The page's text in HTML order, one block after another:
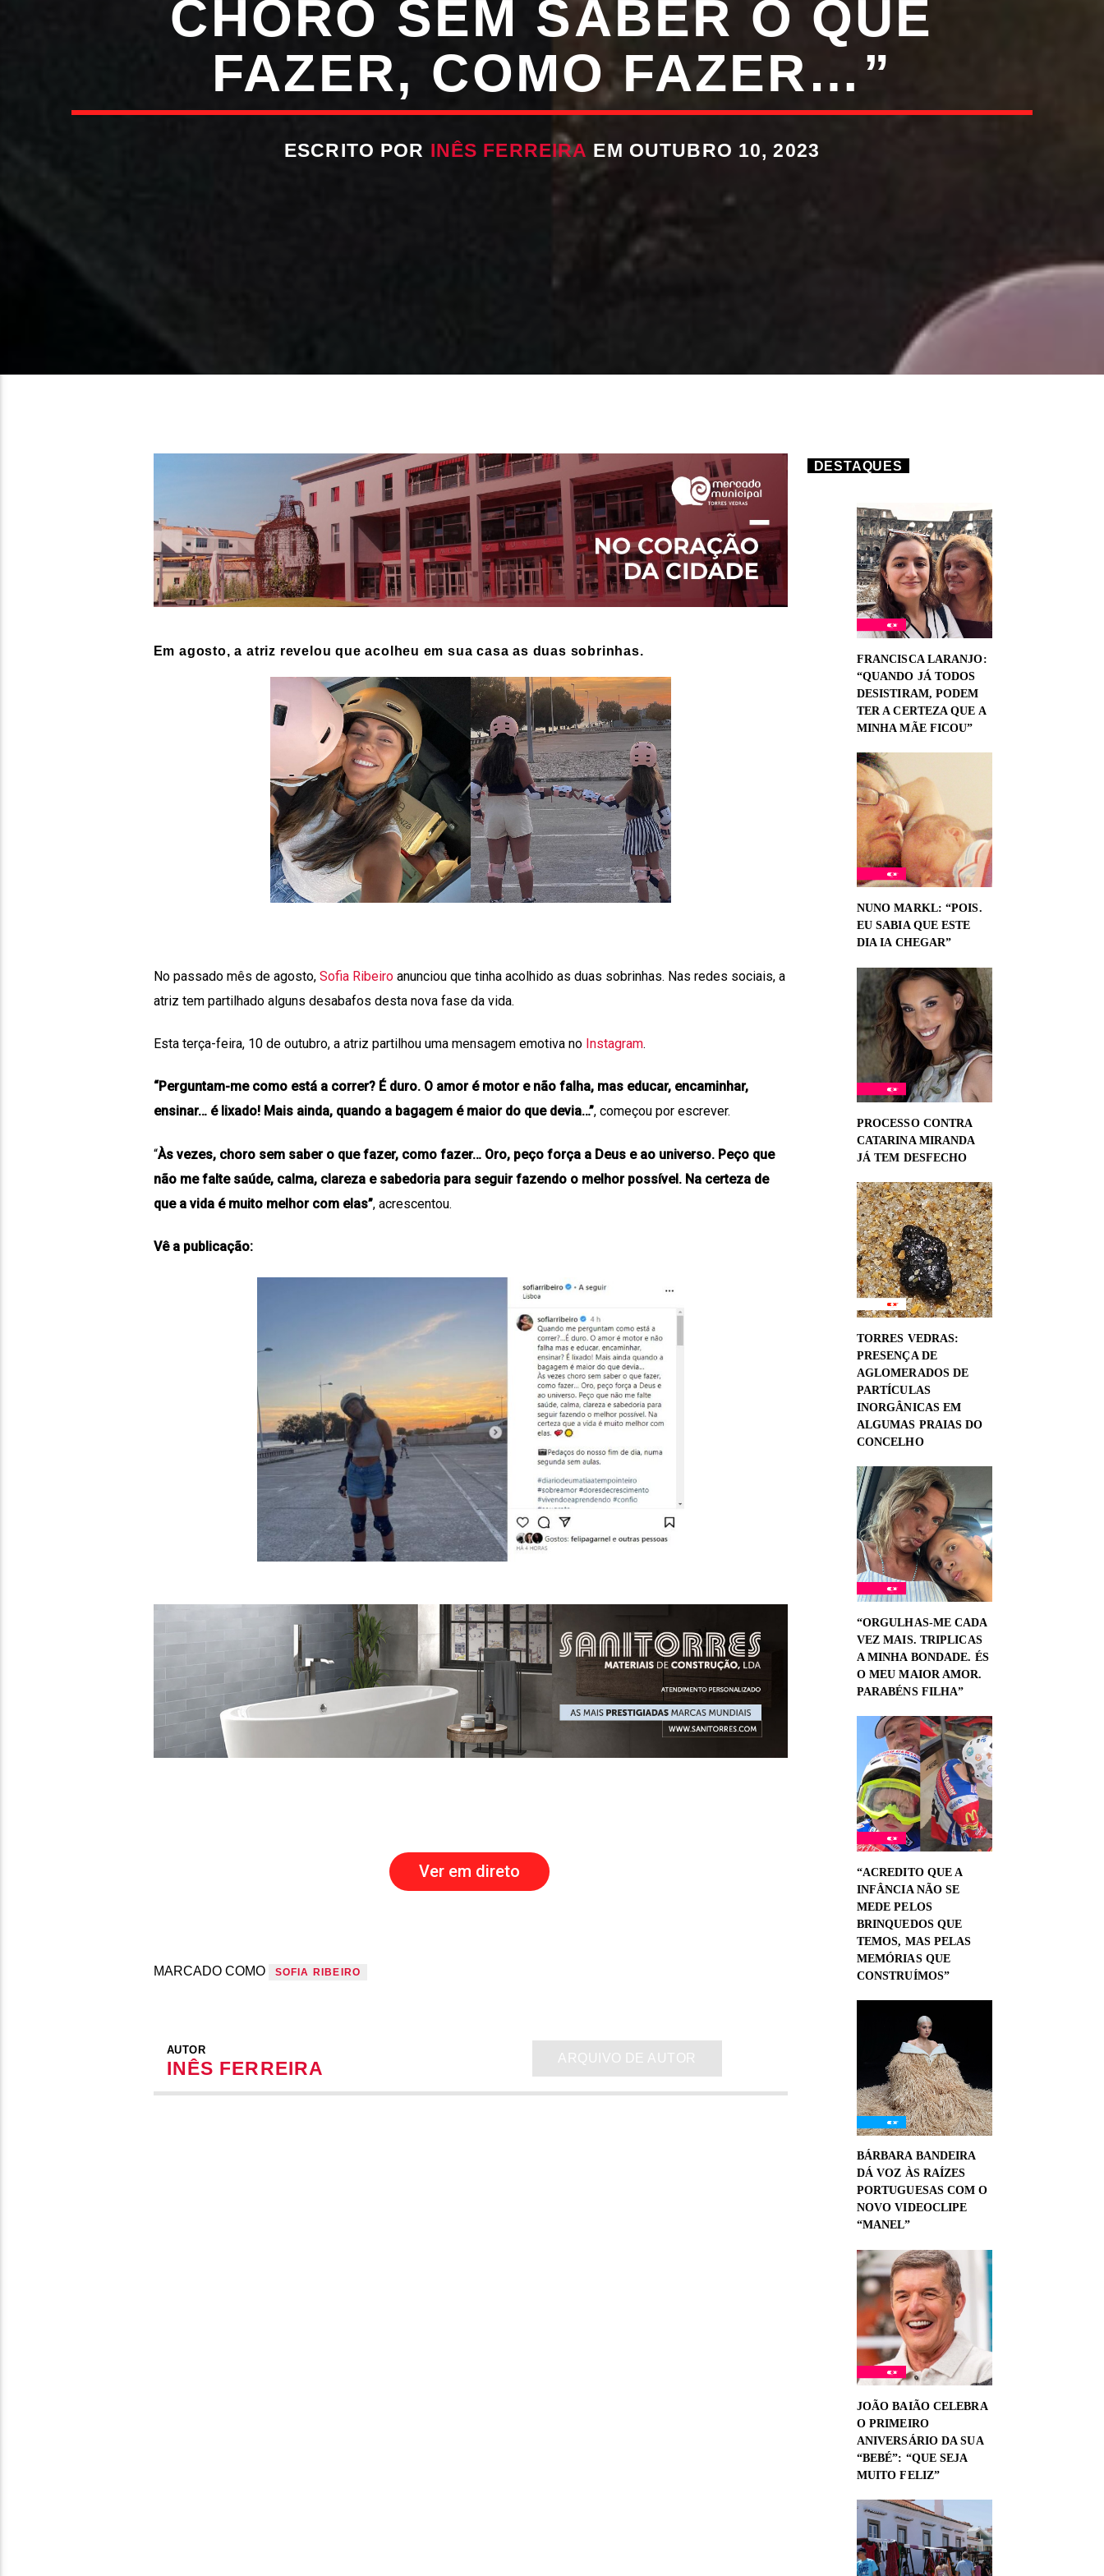
CHORO SEM SABER O QUE
FAZER, COMO FAZER…”
ESCRITO POR INÊS FERREIRA EM OUTUBRO 10, 2023
Em agosto, a atriz revelou que acolheu em sua casa as duas sobrinhas.
No passado mês de agosto, Sofia Ribeiroanunciou que tinha acolhido as duas sobrinhas. Nas redes sociais, a
atriz tem partilhado alguns desabafos desta nova fase da vida.
Esta terça-feira, 10 de outubro, a atriz partilhou uma mensagem emotiva no Instagram.
“Perguntam-me como está a correr? É duro. O amor é motor e não falha, mas educar, encaminhar,
ensinar… é lixado! Mais ainda, quando a bagagem é maior do que devia…”, começou por escrever.
“Às vezes, choro sem saber o que fazer, como fazer… Oro, peço força a Deus e ao universo. Peço que
não me falte saúde, calma, clareza e sabedoria para seguir fazendo o melhor possível. Na certeza de
que a vida é muito melhor com elas”, acrescentou.
Vê a publicação:
Ver em direto
MARCADO COMO SOFIA RIBEIRO
AUTOR
INÊS FERREIRA
ARQUIVO DE AUTOR
DESTAQUES
FRANCISCA LARANJO:
“QUANDO JÁ TODOS
DESISTIRAM, PODEM
TER A CERTEZA QUE A
MINHA MÃE FICOU”
NUNO MARKL: “POIS.
EU SABIA QUE ESTE
DIA IA CHEGAR”
PROCESSO CONTRA
CATARINA MIRANDA
JÁ TEM DESFECHO
TORRES VEDRAS:
PRESENÇA DE
AGLOMERADOS DE
PARTÍCULAS
INORGÂNICAS EM
ALGUMAS PRAIAS DO
CONCELHO
“ORGULHAS-ME CADA
VEZ MAIS. TRIPLICAS
A MINHA BONDADE. ÉS
O MEU MAIOR AMOR.
PARABÉNS FILHA”
“ACREDITO QUE A
INFÂNCIA NÃO SE
MEDE PELOS
BRINQUEDOS QUE
TEMOS, MAS PELAS
MEMÓRIAS QUE
CONSTRUÍMOS”
BÁRBARA BANDEIRA
DÁ VOZ ÀS RAÍZES
PORTUGUESAS COM O
NOVO VIDEOCLIPE
“MANEL”
JOÃO BAIÃO CELEBRA
O PRIMEIRO
ANIVERSÁRIO DA SUA
“BEBÉ”: “QUE SEJA
MUITO FELIZ”